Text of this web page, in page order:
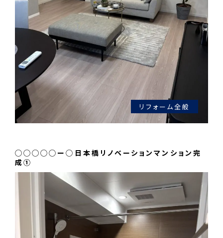
リフォーム全般
◯◯◯◯◯ー◯日本橋リノベーションマンション完
成①